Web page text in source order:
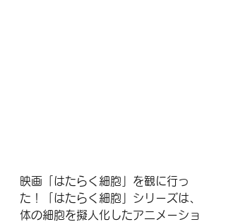
映画「はたらく細胞」を観に行っ
た！「はたらく細胞」シリーズは、
体の細胞を擬人化したアニメーショ